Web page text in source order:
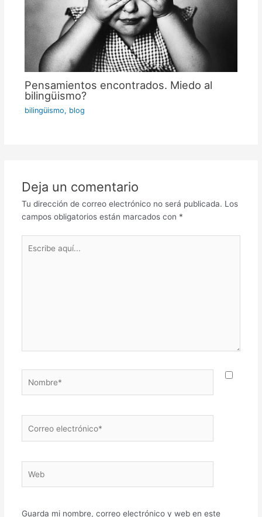
Pensamientos encontrados. Miedo al
bilingüismo?
bilingüismo, blog
Deja un comentario
Tu dirección de correo electrónico no será publicada. Los
campos obligatorios están marcados con *
aquí...
electrónico*
Guarda mi nombre, correo electrónico y web en este